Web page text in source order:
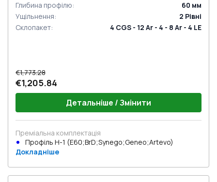
Глибина профілю: 60 мм
Ущільнення: 2 Рівні
Склопакет: 4 CGS - 12 Ar - 4 - 8 Ar - 4 LE
€1,773.28
€1,205.84
Детальніше / Змінити
Преміальна комплектація
Профіль Н-1 (E60;BrD;Synego;Geneo;Artevo)
Докладніше